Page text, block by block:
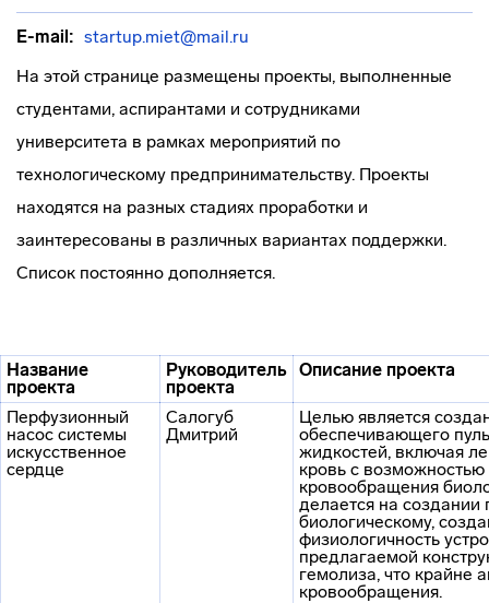
E-mail: startup.miet@mail.ru
На этой странице размещены проекты, выполненные
студентами, аспирантами и сотрудниками
университета в рамках мероприятий по
технологическому предпринимательству. Проекты
находятся на разных стадиях проработки и
заинтересованы в различных вариантах поддержки.
Список постоянно дополняется.
Название
проекта
Руководитель
проекта
Описание проекта
Перфузионный
насос системы
искусственное
сердце
Салогуб
Дмитрий
Целью является
обеспечивающего
жидкостей, включая
кровь с возможностью
кровообращения
делается на создании
биологическому,
физиологичность
предлагаемой
гемолиза, что крайне
кровообращения.